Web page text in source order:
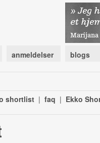
anmeldelser blogs
shortlist | faq | Ekko